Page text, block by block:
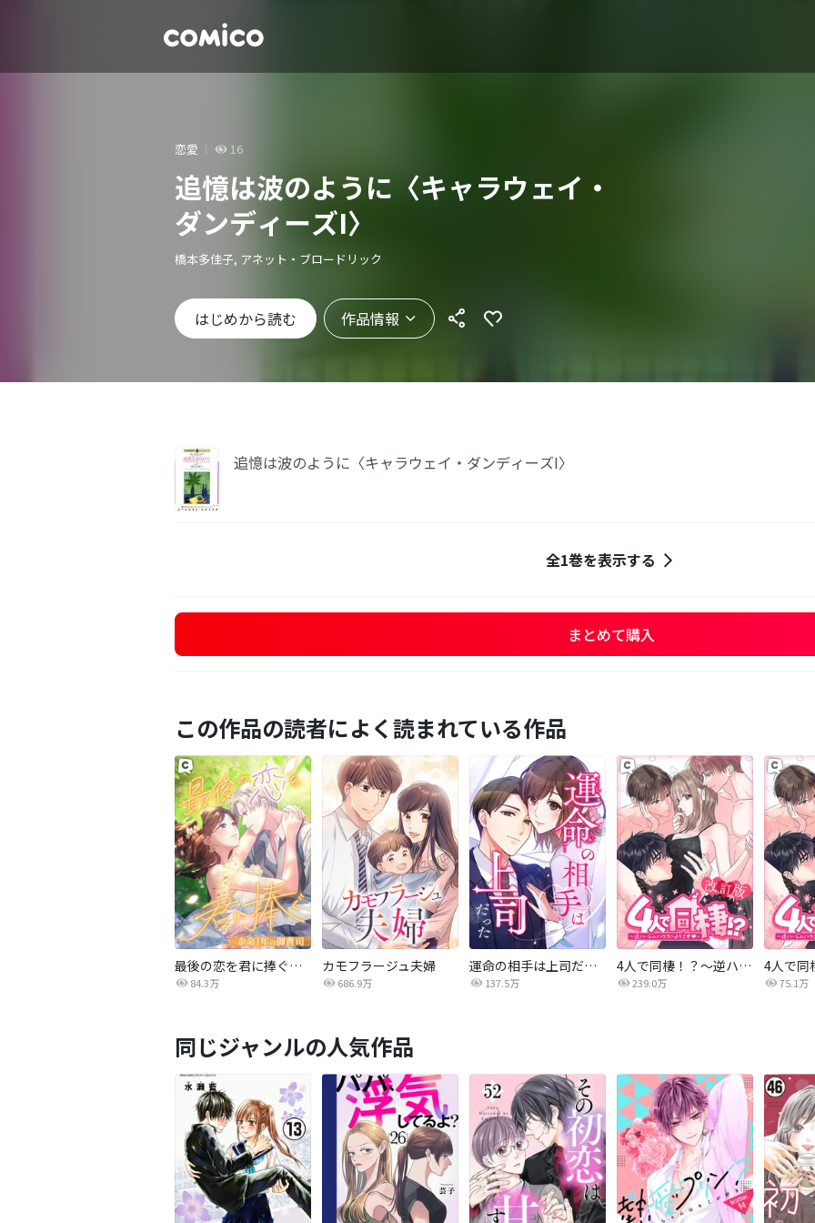
恋愛 16
追憶は波のように〈キャラウェイ・
ダンディーズI〉
橋本多佳子, アネット・ブロードリック
はじめから読む 作品情報
追憶は波のように〈キャラウェイ・ダンディーズI〉
全1巻を表示する
まとめて購入
この作品の読者によく読まれている作品
最後の恋を君に捧ぐ～余命1年の御曹司～
84.3万
カモフラージュ夫婦
686.9万
運命の相手は上司だった
137.5万
4人で同棲！？～逆ハーレムハウスへようこそ♥～【改訂版】
239.0万 75.1万
同じジャンルの人気作品